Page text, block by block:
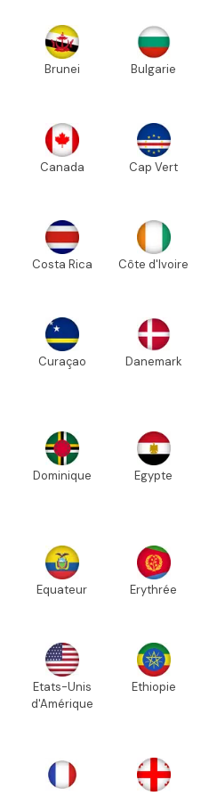
Brunei Bulgarie
Canada Cap Vert
Costa Rica Côte d'Ivoire
Curaçao Danemark
Dominique Egypte
Equateur Erythrée
Etats-Unis
d'Amérique
Ethiopie